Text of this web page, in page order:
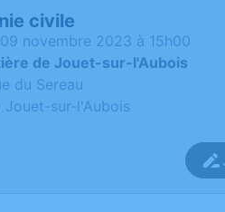
civile
09 novembre 2023 à 15h00
de Jouet-sur-l'Aubois
du Sereau
Jouet-sur-l'Aubois